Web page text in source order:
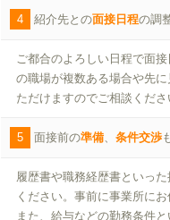
4 紹介先との面接日程の調
ご都合のよろしい日程で面
の職場が複数ある場合や先
ただけますのでご相談くださ
5 面接前の準備、 条件交渉
履歴書や職務経歴書といっ
ください。事前に事業所に
また、給与などの勤務条件